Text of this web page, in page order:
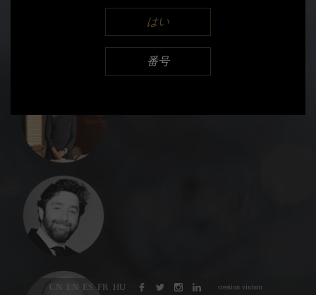
CN EN ES FR HU creation vinium
2017
Export
2016
はい
番号